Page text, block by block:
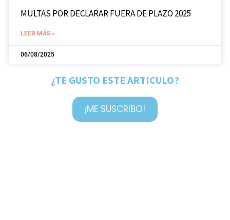
MULTAS POR DECLARAR FUERA DE PLAZO 2025
LEER MÁS »
06/08/2025
¿TE GUSTO ESTE ARTICULO?
¡ME SUSCRIBO!